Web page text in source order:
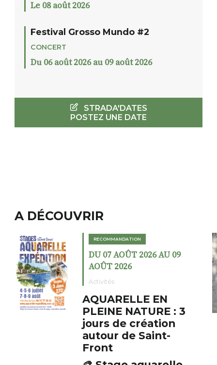
Le 08 août 2026
Festival Grosso Mundo #2
CONCERT
Du 06 août 2026 au 09 août 2026
STRADA'DATES
POSTEZ UNE DATE
A DÉCOUVRIR
RECOMMANDATION
DU 02 AOÛT 2026 AU 23
AOÛT 2026
Expositions
Cochon charbon au
fumoir
Le Fumoir est une sorte de
cabinet de curiosités. Son
initiateur, Bernard Turle,
s’amuse à donner à voir des